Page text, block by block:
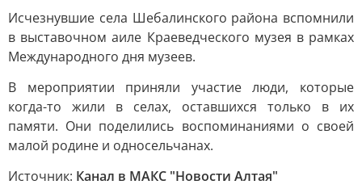
Исчезнувшие села Шебалинского района вспомнили
в выставочном аиле Краеведческого музея в рамках
Международного дня музеев.
В мероприятии приняли участие люди, которые
когда-то жили в селах, оставшихся только в их
памяти. Они поделились воспоминаниями о своей
малой родине и односельчанах.
Источник: Канал в МАКС "Новости Алтая"